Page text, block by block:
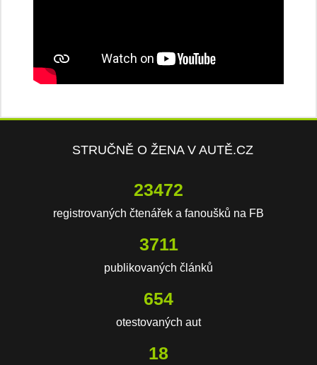
STRUČNĚ O ŽENA V AUTĚ.CZ
23472
registrovaných čtenářek a fanoušků na FB
3711
publikovaných článků
654
otestovaných aut
18